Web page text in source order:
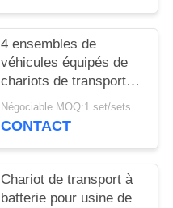
4 ensembles de
véhicules équipés de
chariots de transport
ferroviaire
personnalisés
Négociable MOQ:1 set/sets
CONTACT
Chariot de transport à
batterie pour usine de